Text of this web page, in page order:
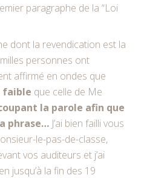
paragraphe de la “Loi
dont la revendication est la
personnes ont
affirmé en ondes que
faible que celle de Me
la parole afin que
phrase… J’ai bien failli vous
le-pas-de-classe,
vos auditeurs et j’ai
jusqu’à la fin des 19